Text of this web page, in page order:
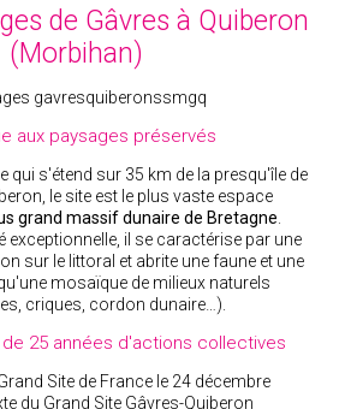
de Gâvres à Quiberon
(Morbihan)
aux paysages préservés
qui s'étend sur 35 km de la presqu'île de
le site est le plus vaste espace
grand massif dunaire de Bretagne
exceptionnelle, il se caractérise par une
sur le littoral et abrite une faune et une
mosaïque de milieux naturels
criques, cordon dunaire…).
25 années d'actions collectives
Site de France le 24 décembre
du Grand Site Gâvres-Quiberon